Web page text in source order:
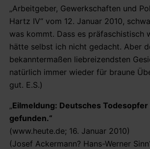
„Arbeitgeber, Gewerkschaften und
Hartz IV“ vom 12. Januar 2010,
was kommt. Dass es präfaschistisch
hätte selbst ich nicht gedacht. Aber
bekanntermaßen liebreizendsten
natürlich immer wieder für braune
gut. E.S.)
„Eilmeldung: Deutsches Todesopfer
gefunden.“
(www.heute.de; 16. Januar 2010)
(Josef Ackermann? Hans-Werner